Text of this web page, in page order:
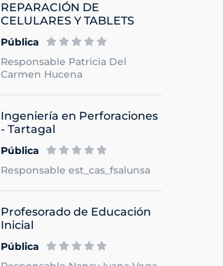
REPARACIÓN DE
CELULARES Y TABLETS
Pública
Responsable Patricia Del
Carmen Hucena
Ingeniería en Perforaciones
- Tartagal
Pública
Responsable est_cas_fsalunsa
Profesorado de Educación
Inicial
Pública